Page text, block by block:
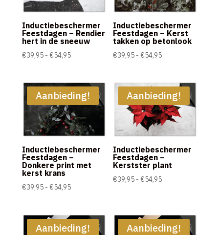
Inductiebeschermer
Feestdagen – Rendier
hert in de sneeuw
€39,95 - €54,95Prijsklasse:
€54,95
Inductiebeschermer
Feestdagen – Kerst
takken op betonlook
€39,95 - €54,95Prijsklasse:
€54,95
Aanbieding!
Inductiebeschermer
Feestdagen –
Donkere print met
kerst krans
€39,95 - €54,95Prijsklasse:
€54,95
Aanbieding!
Inductiebeschermer
Feestdagen –
Kerstster plant
€39,95 - €54,95Prijsklasse:
€54,95
Aanbieding! Aanbieding!